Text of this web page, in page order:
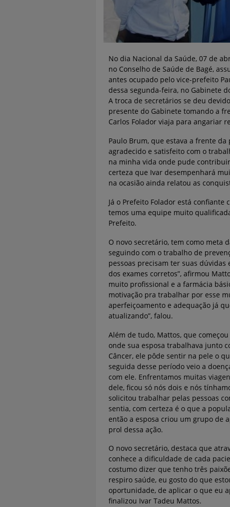
No dia Nacional da Saúde, 07 de
no Conselho de Saúde de Bagé,
antes ocupado pelo vice-prefeito
dessa segunda-feira, no Gabinete
A troca de secretários se deu
presente do Gabinete tomando a
Carlos Folador viaja para angariar
Paulo Brum, que estava a frente
agradecido e satisfeito com o
na minha vida onde pude
certeza que Ivar desempenhará
na ocasião ainda relatou as
Já o Prefeito Folador está confiante
temos uma equipe muito
Prefeito.
O novo secretário, tem como meta
seguindo com o trabalho de
pessoas precisam ter suas
dos exames corretos”, afirmou
muito profissional e a farmácia
motivação pra trabalhar por esse
aperfeiçoamento e adequação já
atualizando”, falou.
Além de tudo, Mattos, que
onde sua esposa trabalhava junto
Câncer, ele pôde sentir na pele o
seguida desse período veio a
com ele. Enfrentamos muitas
dele, ficou só nós dois e nós
solicitou trabalhar pelas pessoas
sentia, com certeza é o que a
então a esposa criou um grupo de
prol dessa ação.
O novo secretário, destaca que
conhece a dificuldade de cada
costumo dizer que tenho três
respiro saúde, eu gosto do que
oportunidade, de aplicar o que eu
finalizou Ivar Tadeu Mattos.